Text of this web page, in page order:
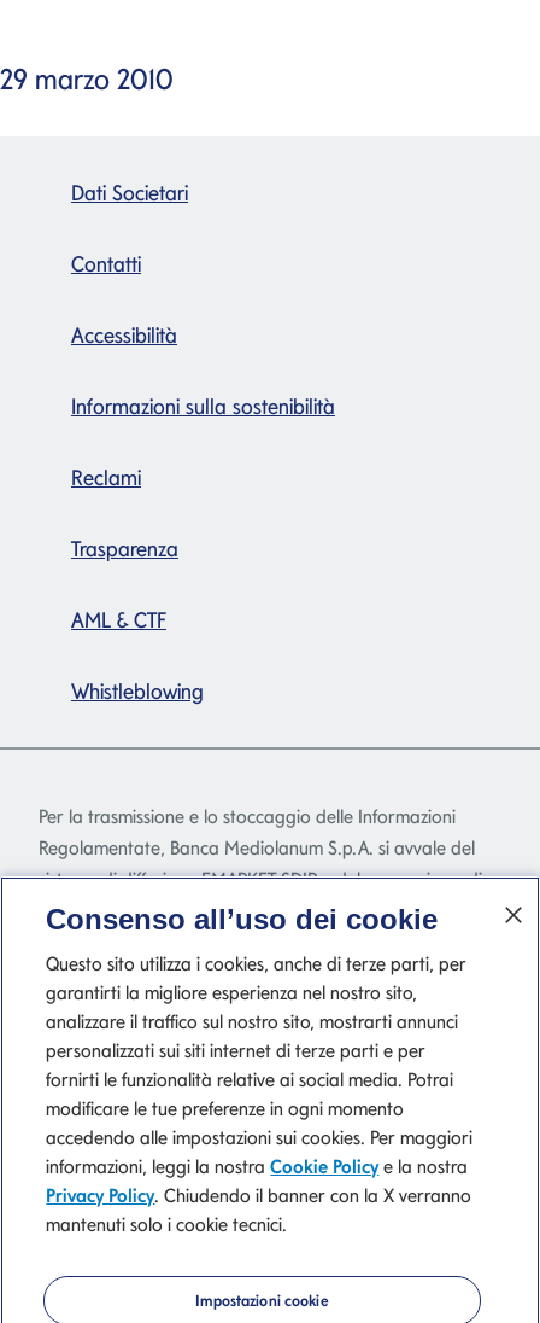
29 marzo 2010
Dati Societari
Contatti
Accessibilità
Informazioni sulla sostenibilità
Reclami
Trasparenza
AML & CTF
Whistleblowing
Per la trasmissione e lo stoccaggio delle Informazioni
Regolamentate, Banca Mediolanum S.p.A. si avvale del
sistema di diffusione EMARKET SDIR e del meccanismo di
stoccaggio EMARKET Storage disponibile
Teleborsa S.r.l. - con sede Piazza di Priscilla, 4 - Roma - a
seguito dell'autorizzazione e delle delibere CONSOB n.
22517 e 22518 del 23 novembre 2022.
P. IVA 10540610960 del Gruppo IVA Banca Mediolanum
Consenso all’uso dei cookie
Questo sito utilizza i cookies, anche di terze parti, per
garantirti la migliore esperienza nel nostro sito,
analizzare il traffico sul nostro sito, mostrarti annunci
personalizzati sui siti internet di terze parti e per
fornirti le funzionalità relative ai social media. Potrai
modificare le tue preferenze in ogni momento
accedendo alle impostazioni sui cookies. Per maggiori
informazioni, leggi la nostraCookie Policye la nostra
Privacy Policy. Chiudendo il banner con la X verranno
mantenuti solo i cookie tecnici.
Impostazioni cookie